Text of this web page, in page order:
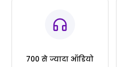
700 से ज्यादा ऑडियो